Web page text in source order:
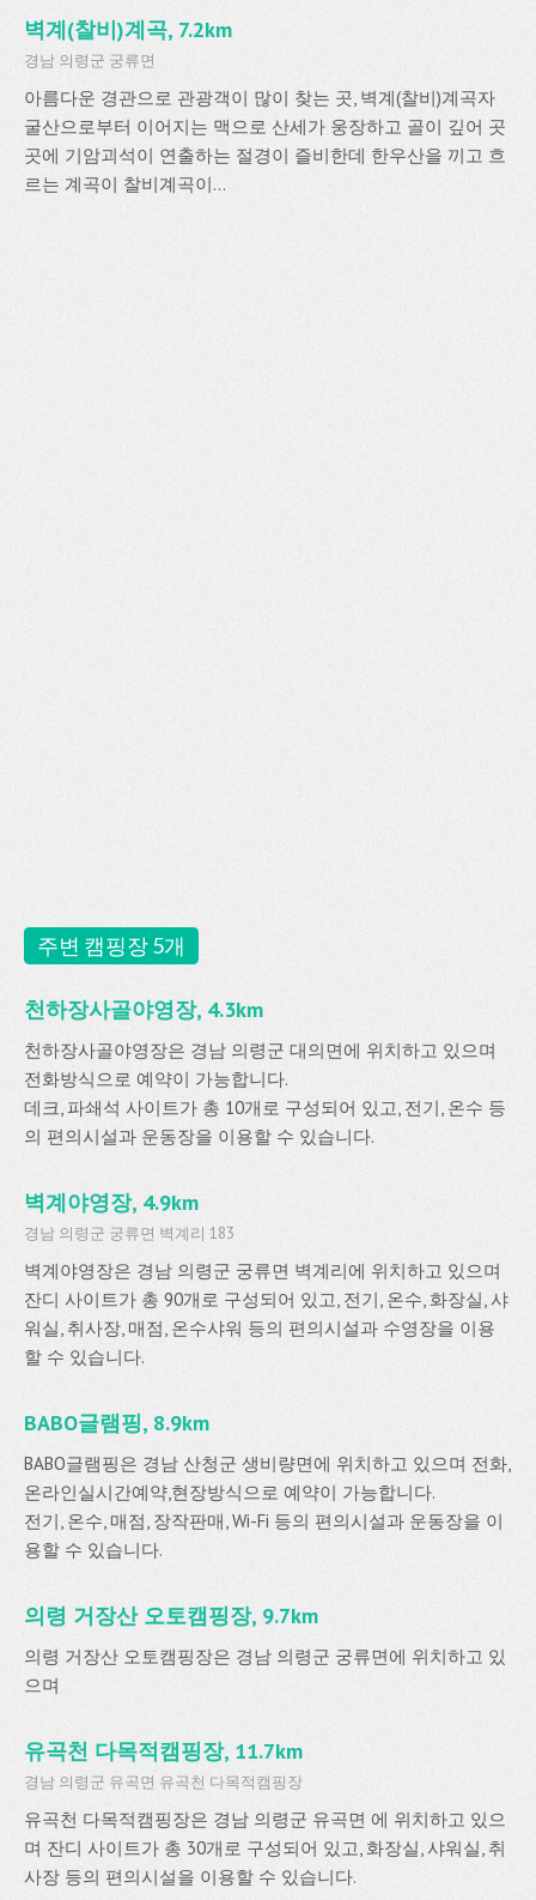
벽계(찰비)계곡, 7.2km
경남 의령군 궁류면
아름다운 경관으로 관광객이 많이 찾는 곳, 벽계(찰비)계곡자
굴산으로부터 이어지는 맥으로 산세가 웅장하고 골이 깊어 곳
곳에 기암괴석이 연출하는 절경이 즐비한데 한우산을 끼고 흐
르는 계곡이 찰비계곡이...
주변 캠핑장 5개
천하장사골야영장, 4.3km
천하장사골야영장은 경남 의령군 대의면에 위치하고 있으며
전화방식으로 예약이 가능합니다.
데크, 파쇄석 사이트가 총 10개로 구성되어 있고, 전기, 온수 등
의 편의시설과 운동장을 이용할 수 있습니다.
벽계야영장, 4.9km
경남 의령군 궁류면 벽계리 183
벽계야영장은 경남 의령군 궁류면 벽계리에 위치하고 있으며
잔디 사이트가 총 90개로 구성되어 있고, 전기, 온수, 화장실, 샤
워실, 취사장, 매점, 온수샤워 등의 편의시설과 수영장을 이용
할 수 있습니다.
BABO글램핑, 8.9km
BABO글램핑은 경남 산청군 생비량면에 위치하고 있으며 전화,
온라인실시간예약,현장방식으로 예약이 가능합니다.
전기, 온수, 매점, 장작판매, Wi-Fi 등의 편의시설과 운동장을 이
용할 수 있습니다.
의령 거장산 오토캠핑장, 9.7km
의령 거장산 오토캠핑장은 경남 의령군 궁류면에 위치하고 있
으며
유곡천 다목적캠핑장, 11.7km
경남 의령군 유곡면 유곡천 다목적캠핑장
유곡천 다목적캠핑장은 경남 의령군 유곡면 에 위치하고 있으
며 잔디 사이트가 총 30개로 구성되어 있고, 화장실, 샤워실, 취
사장 등의 편의시설을 이용할 수 있습니다.